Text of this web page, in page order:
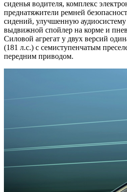
сиденья водителя, комплекс
преднатяжители ремней
сидений, улучшенную
выдвижной спойлер на корме и
Силовой агрегат у двух версий
(181 л.с.) с семиступенчатым
передним приводом.